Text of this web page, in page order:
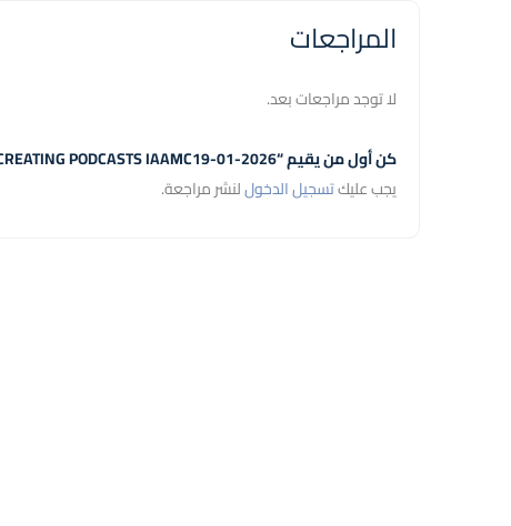
المراجعات
لا توجد مراجعات بعد.
كن أول من يقيم “PREPARING AND CREATING PODCASTS IAAMC19-01-2026”
يجب عليكتسجيل الدخوللنشر مراجعة.